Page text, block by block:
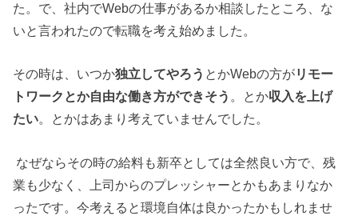
た。で、社内でWebの仕事があるか相談したところ、な
いと言われたので転職を考え始めました。
その時は、いつか独立してやろう とかWebの方がリモー
トワークとか自由な働き方ができそう 。とか収入を上げ
たい。とかはあまり考えていませんでした。
なぜならその時の給料も新卒としては全然良い方で、残
業も少なく、上司からのプレッシャーとかもあまりなか
ったです。今考えると環境自体は良かったかもしれませ